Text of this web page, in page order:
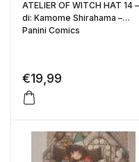
ATELIER OF WITCH HAT 14 –
di: Kamome Shirahama –
Panini Comics
€19,99